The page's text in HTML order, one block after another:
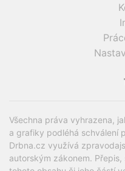
Všechna práva vyhrazena,
a grafiky podléhá schválení
Drbna.cz využívá
autorským zákonem.